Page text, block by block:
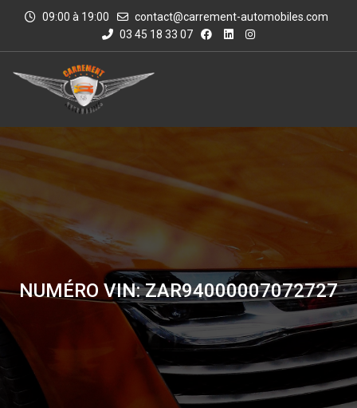
09:00 à 19:00
contact@carrement-automobiles.com
03 45 18 33 07
NUMÉRO VIN: ZAR94000007072727